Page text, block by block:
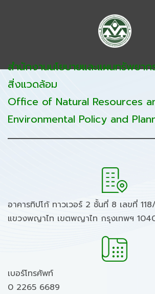
สำนักงานนโยบายและแผนทรัพยาก
สิ่งแวดล้อม
Office of Natural Resources
Environmental Policy and
อาคารทิปโก้ ทาวเวอร์ 2 ชั้นที่ 8 เลขที่
แขวงพญาไท เขตพญาไท กรุงเทพฯ
เบอร์โทรศัพท์
0 2265 6689